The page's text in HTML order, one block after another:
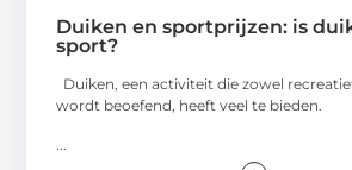
Duiken en sportprijzen: is
sport?
Duiken, een activiteit die zowel
wordt beoefend, heeft veel te bieden.